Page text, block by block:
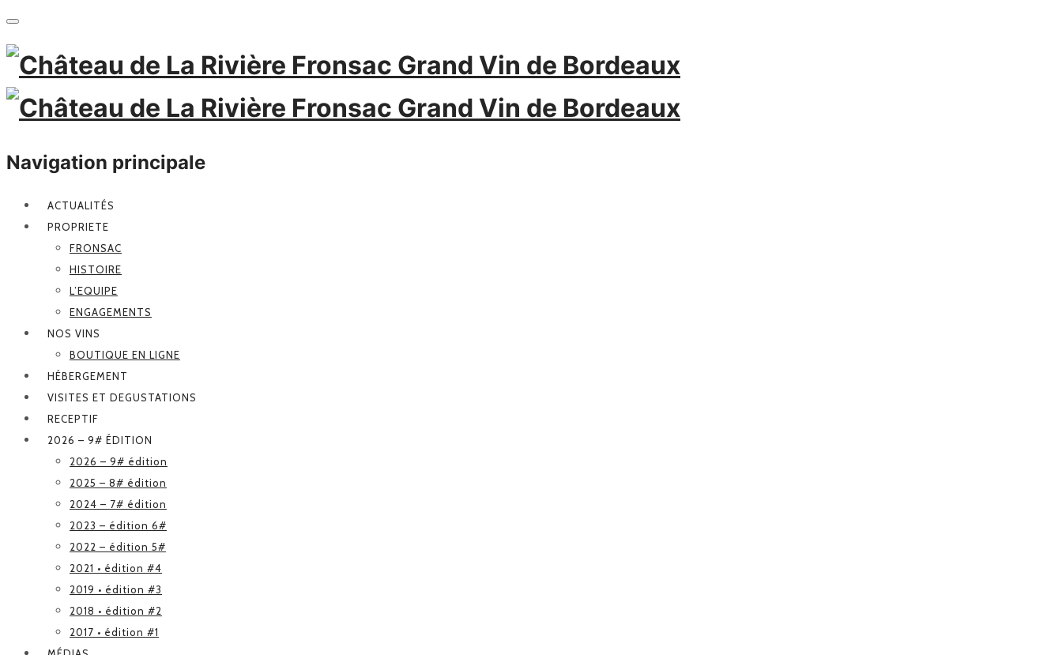
Navigation principale
ACTUALITÉS
PROPRIETE
FRONSAC
HISTOIRE
L’EQUIPE
ENGAGEMENTS
NOS VINS
BOUTIQUE EN LIGNE
HÉBERGEMENT
VISITES ET DEGUSTATIONS
RECEPTIF
2026 – 9# ÉDITION
2026 – 9# édition
2025 – 8# édition
2024 – 7# édition
2023 – édition 6#
2022 – édition 5#
2021 • édition #4
2019 • édition #3
2018 • édition #2
2017 • édition #1